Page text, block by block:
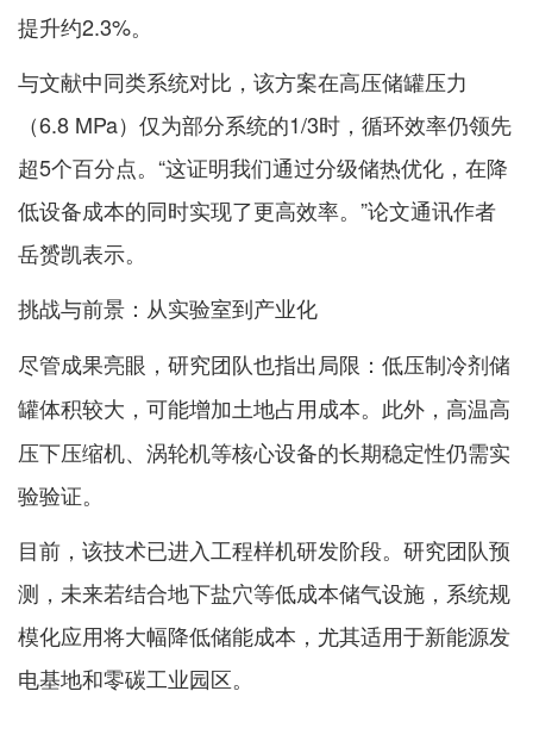
提升约2.3%。
与文献中同类系统对比，该方案在高压储罐压力
（6.8 MPa）仅为部分系统的1/3时，循环效率仍领先
超5个百分点。“这证明我们通过分级储热优化，在降
低设备成本的同时实现了更高效率。”论文通讯作者
岳赟凯表示。
挑战与前景：从实验室到产业化
尽管成果亮眼，研究团队也指出局限： 低压制冷剂储
罐体积较大 ，可能增加土地占用成本。此外，高温高
压下压缩机、涡轮机等核心设备的长期稳定性仍需实
验验证。
目前，该技术已进入工程样机研发阶段。研究团队预
测，未来若结合地下盐穴等低成本储气设施，系统规
模化应用将大幅降低储能成本，尤其适用于新能源发
电基地和零碳工业园区。